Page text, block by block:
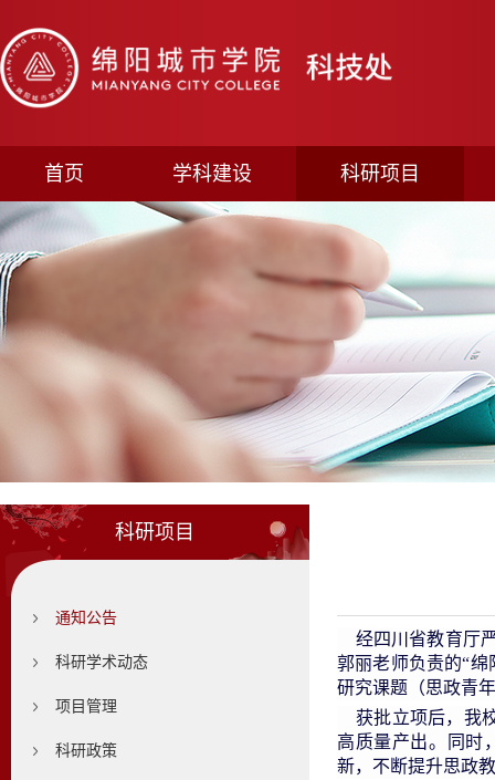
首页 学科建设 科研项目
科研项目
通知公告
科研学术动态
项目管理
科研政策
经四川省教育厅
郭丽老师负责的“绵
研究课题（思政青
获批立项后，我
高质量产出。同时
新，不断提升思政